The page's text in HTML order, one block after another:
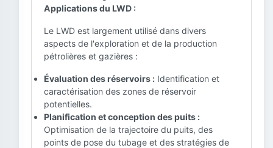
Applications du LWD :
Le LWD est largement utilisé dans divers
aspects de l'exploration et de la production
pétrolières et gazières :
Évaluation des réservoirs : Identification et
caractérisation des zones de réservoir
potentielles.
Planification et conception des puits :
Optimisation de la trajectoire du puits, des
points de pose du tubage et des stratégies de